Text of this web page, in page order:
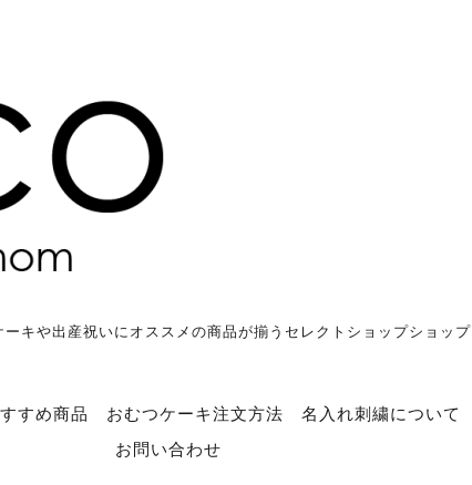
キや出産祝いにオススメの商品が揃うセレクトショップショップ
すめ商品 おむつケーキ注文方法 名入れ刺繍について
お問い合わせ